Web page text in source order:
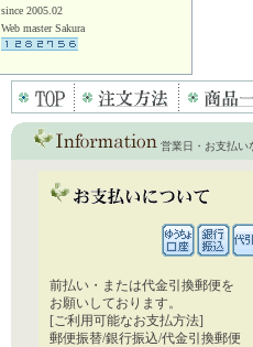
since 2005.02
Web master Sakura
営業日・お支払い
前払い・または代金引換郵便を
お願いしております。
[ご利用可能なお支払方法]
郵便振替/銀行振込/代金引換郵便